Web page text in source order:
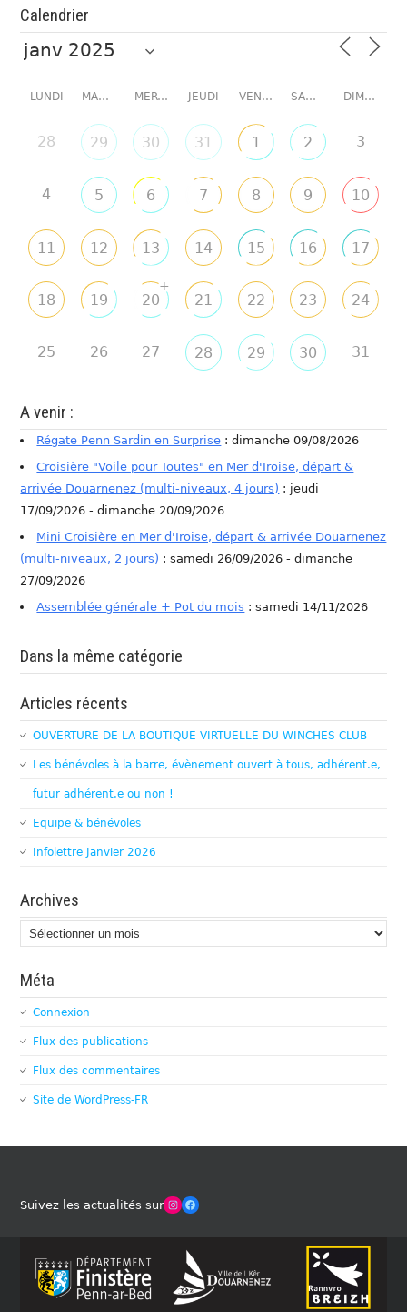
Calendrier
LUNDI MARDI MERCREDI JEUDI VENDREDI SAMEDI DIMANCHE
28 29 30 31 1 2 3
4 5 6 7 8 9 10
11 12 13 14 15 16 17
18 19 20
+
21 22 23 24
25 26 27 28 29 30 31
A venir :
Régate Penn Sardin en Surprise : dimanche 09/08/2026
Croisière "Voile pour Toutes" en Mer d'Iroise, départ &
arrivée Douarnenez (multi-niveaux, 4 jours) : jeudi
17/09/2026 - dimanche 20/09/2026
Mini Croisière en Mer d'Iroise, départ & arrivée Douarnenez
(multi-niveaux, 2 jours) : samedi 26/09/2026 - dimanche
27/09/2026
Assemblée générale + Pot du mois : samedi 14/11/2026
Dans la même catégorie
Articles récents
OUVERTURE DE LA BOUTIQUE VIRTUELLE DU WINCHES CLUB
Les bénévoles à la barre, évènement ouvert à tous, adhérent.e,
futur adhérent.e ou non !
Equipe & bénévoles
Infolettre Janvier 2026
Archives
Archives
Méta
Connexion
Flux des publications
Flux des commentaires
Site de WordPress-FR
Suivez les actualités surWinches Club OfficielFacebook